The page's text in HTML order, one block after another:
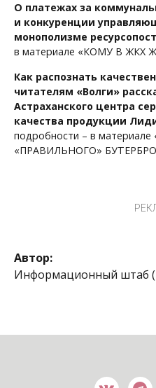
О платежах за
и конкуренции
монополизме
в материале «КОМУ В ЖКХ
Как распознать
читателям «Волги»
Астраханского центра
качества продукции
подробности – в
«ПРАВИЛЬНОГО»
Автор:
Информационный штаб